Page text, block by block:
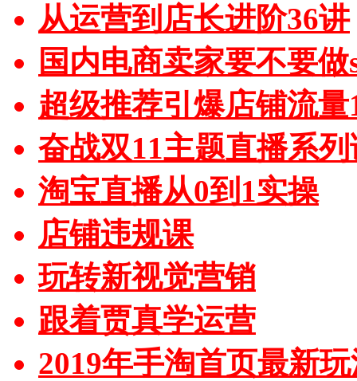
从运营到店长进阶36讲
国内电商卖家要不要做
超级推荐引爆店铺流量
奋战双11主题直播系列
淘宝直播从0到1实操
店铺违规课
玩转新视觉营销
跟着贾真学运营
2019年手淘首页最新